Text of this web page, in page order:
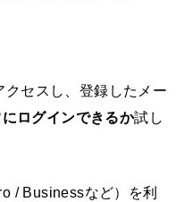
セスし、登録したメー
ログインできるか試し
/ Businessなど）を利